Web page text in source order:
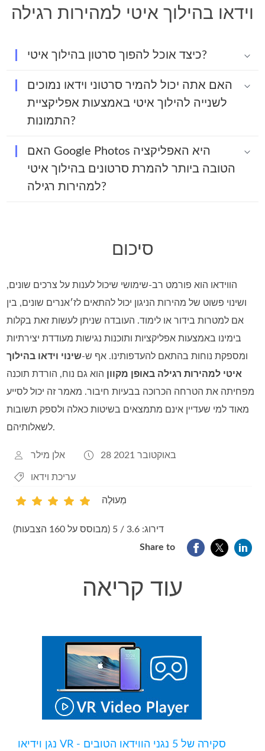
וידאו בהילוך איטי למהירות רגילה
כיצד אוכל להפוך סרטון בהילוך איטי?
האם אתה יכול להמיר סרטוני וידאו נמוכים
לשנייה להילוך איטי באמצעות אפליקציית
התמונות?
האם Google Photos היא האפליקציה
הטובה ביותר להמרת סרטונים בהילוך איטי
למהירות רגילה?
סיכום
הווידאו הוא פורמט רב‑שימושי שיכול לענות על צרכים שונים,
ושינוי פשוט של מהירות הניגון יכול להתאים לז׳אנרים שונים, בין
אם למטרות בידור או לימוד. העובדה שניתן לעשות זאת בקלות
בימינו באמצעות אפליקציות ותוכנות נגישות מעודדת יצירתיות
ומספקת נוחות בהתאם להעדפותינו. אף ש‑שינוי וידאו בהילוך
איטי למהירות רגילה באופן מקוון הוא גם נוח, הורדת תוכנה
מפחיתה את הטרחה הכרוכה בבעיות חיבור. מאמר זה יכול לסייע
מאוד למי שעדיין אינם מתמצאים בשיטות כאלה ולספק תשובות
לשאלותיהם.
אלן מילר 28 באוקטובר 2021
עריכת וידאו
1
מְעוּלֶה
דירוג: 3.6 / 5 (מבוסס על 160 הצבעות)
Share to
עוד קריאה
נגן וידיאו VR - סקירה של 5 נגני הווידאו הטובים